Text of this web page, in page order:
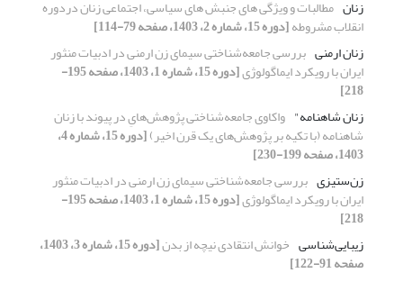
زنان مطالبات و ویژگی های جنبش های سیاسی، اجتماعی زنان دردوره
انقلاب مشروطه[دوره 15، شماره 2، 1403، صفحه 79-114]
زنان ارمنی بررسی جامعه‌شناختی سیمای زن ارمنی در ادبیات منثور
ایران با رویکرد ایماگولوژی [دوره 15، شماره 1، 1403، صفحه 195-
218]
زنان شاهنامه" واکاوی جامعه‌شناختی پژوهش‌هایِ در پیوند با زنان
شاهنامه (با تکیه بر پژوهش‌های یک قرن اخیر) [دوره 15، شماره 4،
1403، صفحه 199-230]
زن‌ستیزی بررسی جامعه‌شناختی سیمای زن ارمنی در ادبیات منثور
ایران با رویکرد ایماگولوژی [دوره 15، شماره 1، 1403، صفحه 195-
218]
زیبایی‌شناسی خوانش انتقادی نیچه از بدن [دوره 15، شماره 3، 1403،
صفحه 91-122]